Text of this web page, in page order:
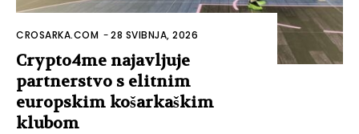
CROSARKA.COM -28 SVIBNJA, 2026
Crypto4me najavljuje
partnerstvo s elitnim
europskim košarkaškim
klubom